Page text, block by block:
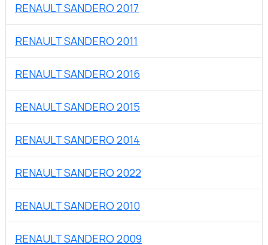
RENAULT SANDERO 2017
RENAULT SANDERO 2011
RENAULT SANDERO 2016
RENAULT SANDERO 2015
RENAULT SANDERO 2014
RENAULT SANDERO 2022
RENAULT SANDERO 2010
RENAULT SANDERO 2009